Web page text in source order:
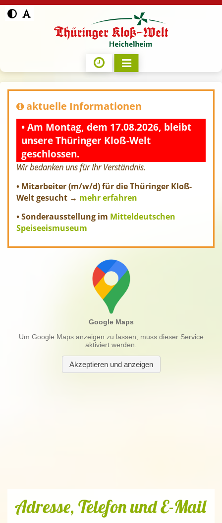
aktuelle Informationen
• Am Montag, dem 17.08.2026, bleibt
unsere Thüringer Kloß-Welt
geschlossen.
Wir bedanken uns für Ihr Verständnis.
• Mitarbeiter (m/w/d) für die Thüringer Kloß-
Welt gesucht → mehr erfahren
• Sonderausstellung im Mitteldeutschen
Speiseeismuseum
Adresse, Telefon und E-Mail